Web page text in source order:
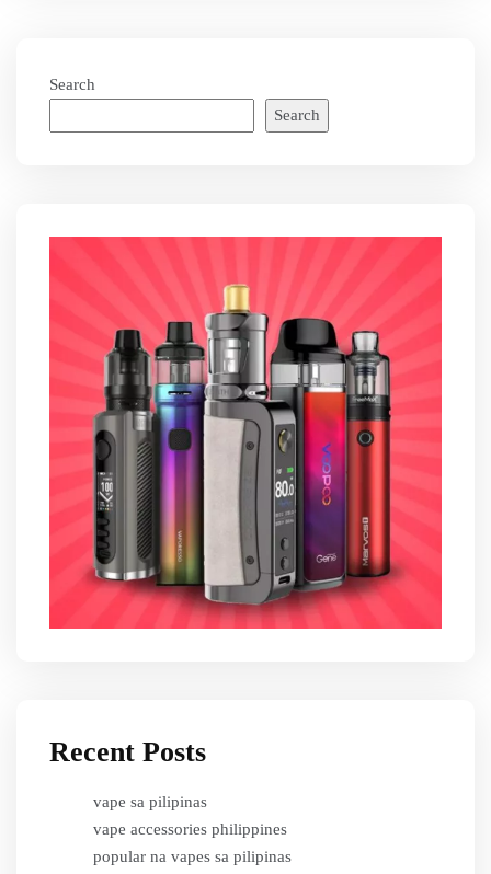
Search
Search
Recent Posts
vape sa pilipinas
vape accessories philippines
popular na vapes sa pilipinas